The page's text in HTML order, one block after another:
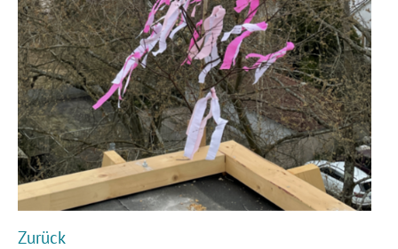
Zurück